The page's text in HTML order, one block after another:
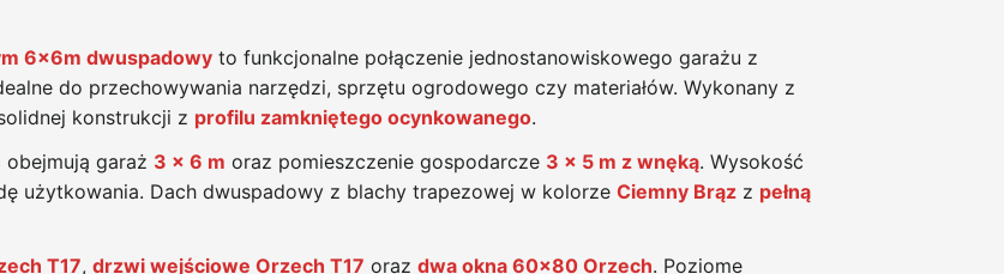
6x6m dwuspadowy to funkcjonalne połączenie jednostanowiskowego garażu z
do przechowywania narzędzi, sprzętu ogrodowego czy materiałów. Wykonany z
konstrukcji z profilu zamkniętego ocynkowanego.
obejmują garaż 3 x 6 m oraz pomieszczenie gospodarcze 3 x 5 m z wnęką. Wysokość
użytkowania. Dach dwuspadowy z blachy trapezowej w kolorze Ciemny Brąz z pełną
T17, drzwi wejściowe Orzech T17 oraz dwa okna 60x80 Orzech. Poziome